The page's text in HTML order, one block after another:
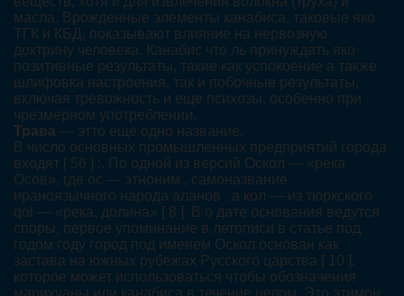
масла. Врожденные элементы канабиса, таковые яко
ТГК и КБД, показывают влияние на нервозную
доктрину человека. Канабис что ль принуждать яко
позитивные результаты, такие как успокоение а также
шлифовка настроения, так и побочные результаты,
включая тревожность и еще психозы, особенно при
чрезмерном употреблении.
Трава — этто еще одно название,
В число основных промышленных предприятий города
входят [ 56 ] :. По одной из версий Оскол — «река
Осов», где ос — этноним , самоназвание
ираноязычного народа аланов , а кол — из тюркского
qol — «река, долина» [ 8 ]. В о дате основания ведутся
споры, первое упоминание в летописи в статье под
годом году город под именем Оскол основан как
застава на южных рубежах Русского царства [ 10 ].
которое может использоваться чтобы обозначения